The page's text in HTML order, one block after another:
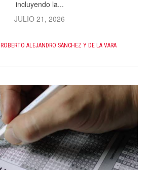
incluyendo la...
JULIO 21, 2026
ROBERTO ALEJANDRO SÁNCHEZ Y DE LA VARA